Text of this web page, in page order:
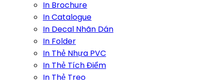
In Brochure
In Catalogue
In Decal Nhãn Dán
In Folder
In Thẻ Nhựa PVC
In Thẻ Tích Điểm
In Thẻ Treo